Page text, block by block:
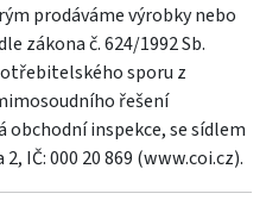
prodáváme výrobky nebo
zákona č. 624/1992 Sb.
sporu z
řešení
inspekce, se sídlem
IČ: 000 20 869 (www.coi.cz).